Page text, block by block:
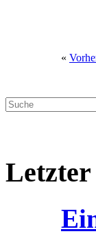
«
Letzter